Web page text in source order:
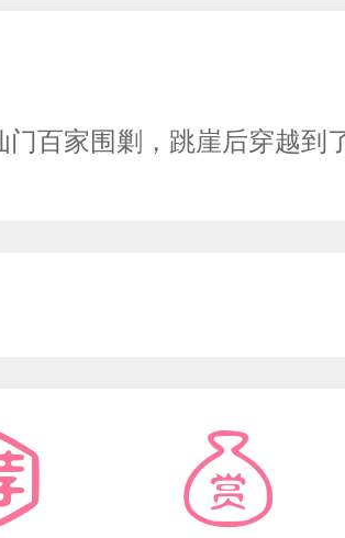
门百家围剿，跳崖后穿越到